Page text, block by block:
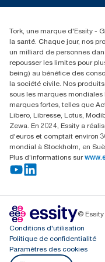
01 85 07 92 00
Tork, une marque d'Essity -
la santé. Chaque jour, nos
un milliard de personnes
repousser les limites pour
being) au bénéfice des
la société civile. Nos
sous les marques
marques fortes, telles que
Libero, Libresse, Lotus,
Zewa. En 2024, Essity a
d'euros et comptait environ
mondial à Stockholm, en
Plus d’informations sur
©
Conditions d'utilisation
Politique de confidentialité
Paramètres des cookies